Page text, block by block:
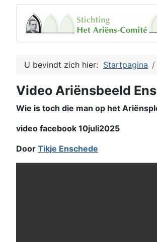
U bevindt zich hier: Startpagina
Video Ariënsbeeld
Wie is toch die man op het
video facebook 10juli2025
Door Tikje Enschede